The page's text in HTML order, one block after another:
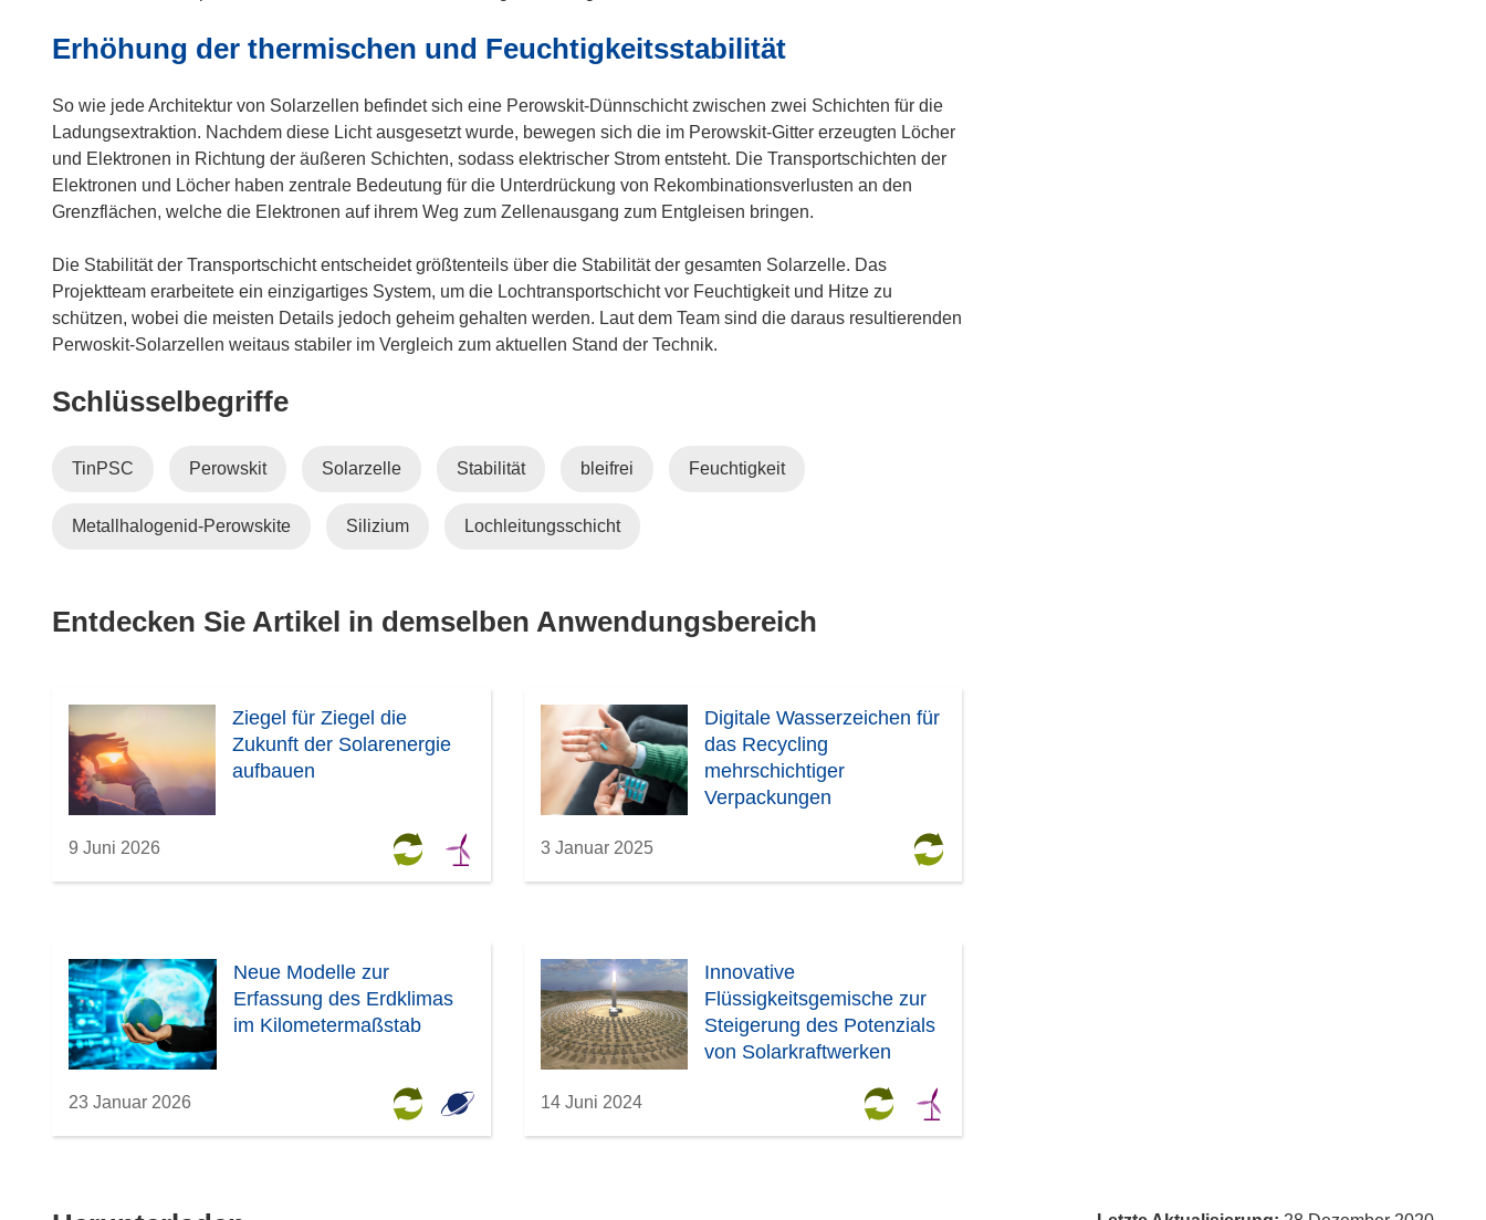
r
Erhöhung der thermischen und Feuchtigkeitsstabilität
So wie jede Architektur von Solarzellen befindet sich eine Perowskit-Dünnschicht zwischen zwei Schichten für die
Ladungsextraktion. Nachdem diese Licht ausgesetzt wurde, bewegen sich die im Perowskit-Gitter erzeugten Löcher
und Elektronen in Richtung der äußeren Schichten, sodass elektrischer Strom entsteht. Die Transportschichten der
Elektronen und Löcher haben zentrale Bedeutung für die Unterdrückung von Rekombinationsverlusten an den
Grenzflächen, welche die Elektronen auf ihrem Weg zum Zellenausgang zum Entgleisen bringen.
Die Stabilität der Transportschicht entscheidet größtenteils über die Stabilität der gesamten Solarzelle. Das
Projektteam erarbeitete ein einzigartiges System, um die Lochtransportschicht vor Feuchtigkeit und Hitze zu
schützen, wobei die meisten Details jedoch geheim gehalten werden. Laut dem Team sind die daraus resultierenden
Perwoskit-Solarzellen weitaus stabiler im Vergleich zum aktuellen Stand der Technik.
Schlüsselbegriffe
TinPSC Perowskit Solarzelle Stabilität bleifrei Feuchtigkeit
Metallhalogenid-Perowskite Silizium Lochleitungsschicht
Entdecken Sie Artikel in demselben Anwendungsbereich
Ziegel für Ziegel die
Zukunft der Solarenergie
aufbauen
9 Juni 2026
Digitale Wasserzeichen für
das Recycling
mehrschichtiger
Verpackungen
3 Januar 2025
Neue Modelle zur
Erfassung des Erdklimas
im Kilometermaßstab
23 Januar 2026
Innovative
Flüssigkeitsgemische zur
Steigerung des Potenzials
von Solarkraftwerken
14 Juni 2024